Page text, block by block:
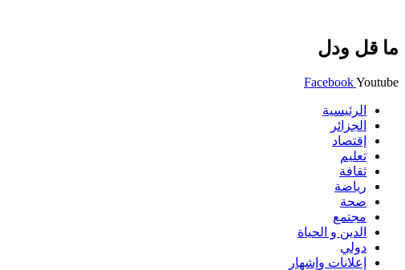
ما قل ودل
FacebookYoutube
الرئيسية
الجزائر
إقتصاد
تعليم
ثقافة
رياضة
صحة
مجتمع
الدين و الحياة
دولي
إعلانات وإشهار